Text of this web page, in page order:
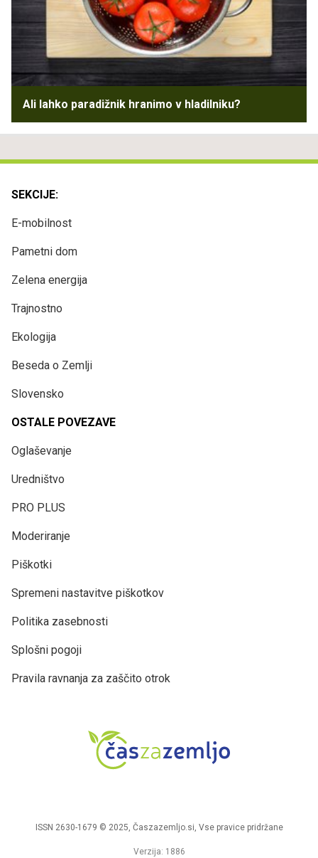
Ali lahko paradižnik hranimo v hladilniku?
SEKCIJE:
E-mobilnost
Pametni dom
Zelena energija
Trajnostno
Ekologija
Beseda o Zemlji
Slovensko
OSTALE POVEZAVE
Oglaševanje
Uredništvo
PRO PLUS
Moderiranje
Piškotki
Spremeni nastavitve piškotkov
Politika zasebnosti
Splošni pogoji
Pravila ravnanja za zaščito otrok
ISSN 2630-1679 © 2025, Časzazemljo.si, Vse pravice pridržane
Verzija: 1886